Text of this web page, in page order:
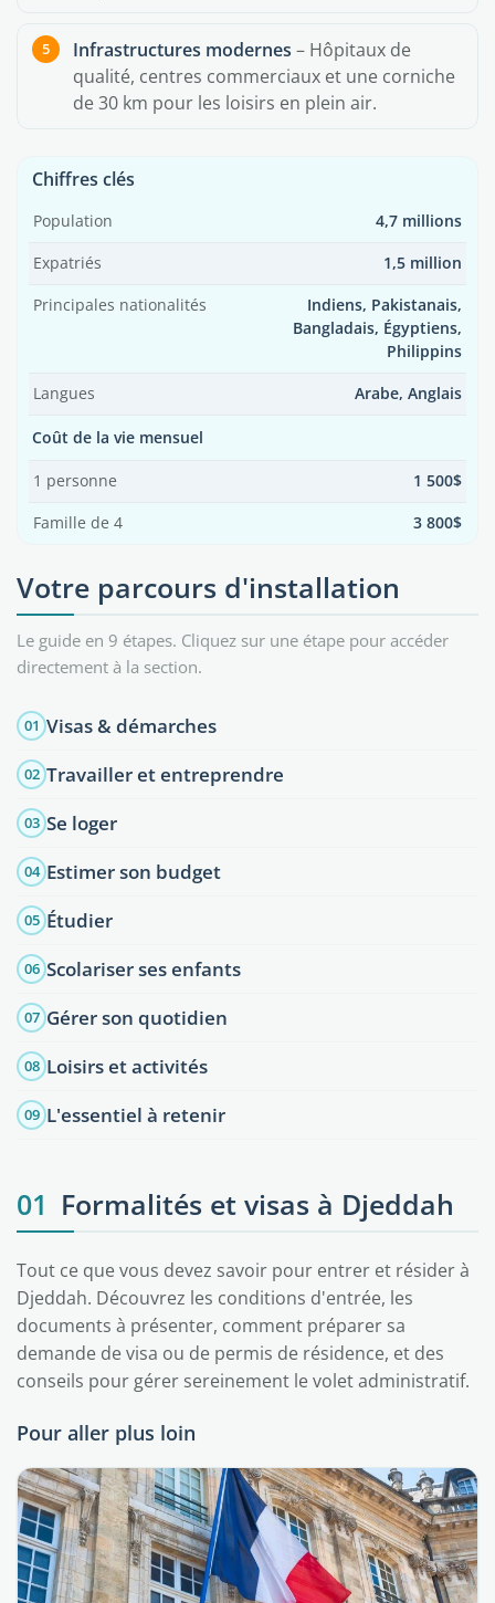
Infrastructures modernes – Hôpitaux de
qualité, centres commerciaux et une corniche
de 30 km pour les loisirs en plein air.
Chiffres clés
Population 4,7 millions
Expatriés 1,5 million
Principales nationalités
Indiens, Pakistanais,
Bangladais, Égyptiens,
Philippins
Langues Arabe, Anglais
Coût de la vie mensuel
1 personne 1 500$
Famille de 4 3 800$
Votre parcours d'installation
Le guide en 9 étapes. Cliquez sur une étape pour accéder
directement à la section.
01 Visas & démarches
02 Travailler et entreprendre
03 Se loger
04 Estimer son budget
05 Étudier
06 Scolariser ses enfants
07 Gérer son quotidien
08 Loisirs et activités
09 L'essentiel à retenir
01 Formalités et visas à Djeddah
Tout ce que vous devez savoir pour entrer et résider à
Djeddah. Découvrez les conditions d'entrée, les
documents à présenter, comment préparer sa
demande de visa ou de permis de résidence, et des
conseils pour gérer sereinement le volet administratif.
Pour aller plus loin